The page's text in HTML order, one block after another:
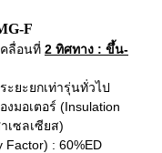
F
คลื่อนที่ 2 ทิศทาง : ขึ้น-
ะยะยกเท่ารุ่นทั่วไป
มอเตอร์ (Insulation
เซลเซียส)
: 60%ED